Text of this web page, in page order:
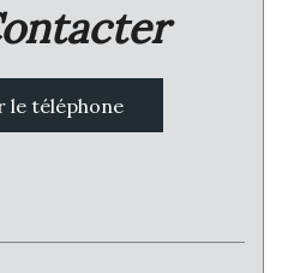
le téléphone